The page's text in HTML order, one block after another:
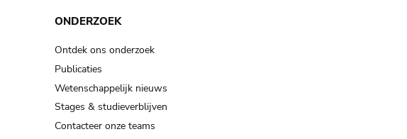
ONDERZOEK
Ontdek ons onderzoek
Publicaties
Wetenschappelijk nieuws
Stages & studieverblijven
Contacteer onze teams